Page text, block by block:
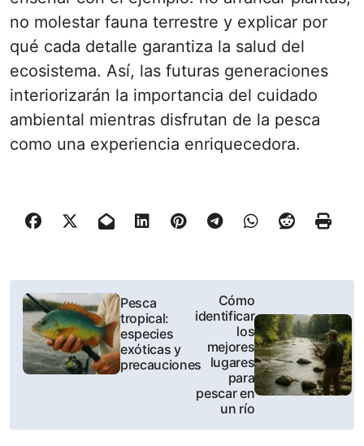
no molestar fauna terrestre y explicar por
qué cada detalle garantiza la salud del
ecosistema. Así, las futuras generaciones
interiorizarán la importancia del cuidado
ambiental mientras disfrutan de la pesca
como una experiencia enriquecedora.
P
n
Pesca
tropical:
especies
exóticas y
precauciones
Cómo
identificar
los
mejores
lugares
para
pescar en
un río